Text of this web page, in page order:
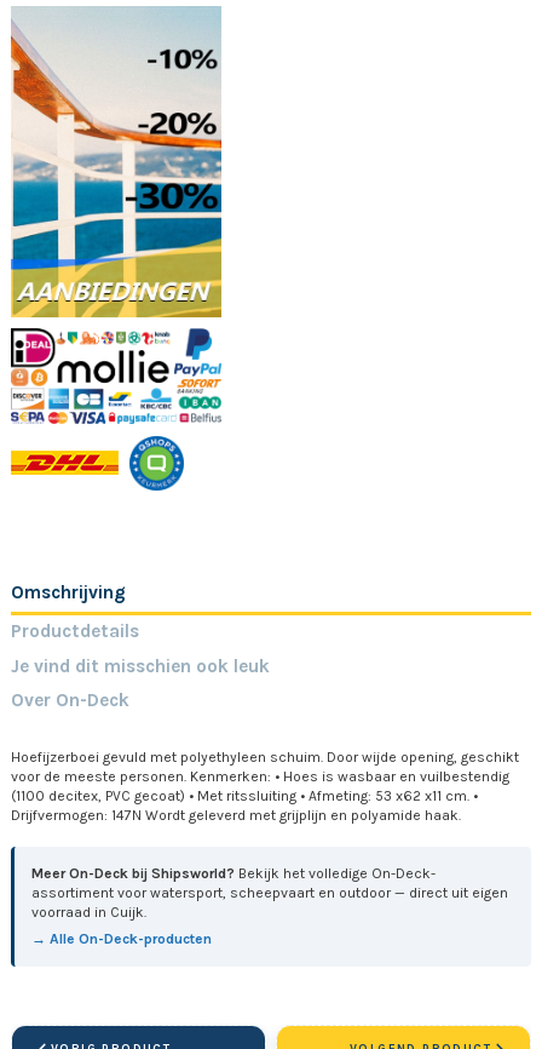
Omschrijving
Productdetails
Je vind dit misschien ook leuk
Over On-Deck
Hoefijzerboei gevuld met polyethyleen schuim. Door wijde opening, geschikt
voor de meeste personen. Kenmerken: • Hoes is wasbaar en vuilbestendig
(1100 decitex, PVC gecoat) • Met ritssluiting • Afmeting: 53 x62 x11 cm. •
Drijfvermogen: 147N Wordt geleverd met grijplijn en polyamide haak.
Meer On-Deck bij Shipsworld? Bekijk het volledige On-Deck-
assortiment voor watersport, scheepvaart en outdoor — direct uit eigen
voorraad in Cuijk.
→ Alle On-Deck-producten